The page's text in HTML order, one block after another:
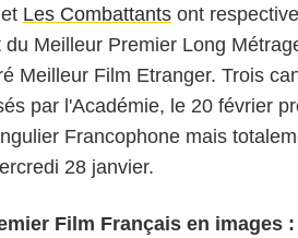
et Les Combattants ont
du Meilleur Premier Long
Meilleur Film Etranger. Trois
par l'Académie, le 20 février
Francophone mais
28 janvier.
Film Français en images :